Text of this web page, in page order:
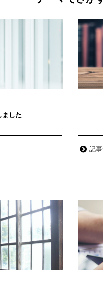
ました
記